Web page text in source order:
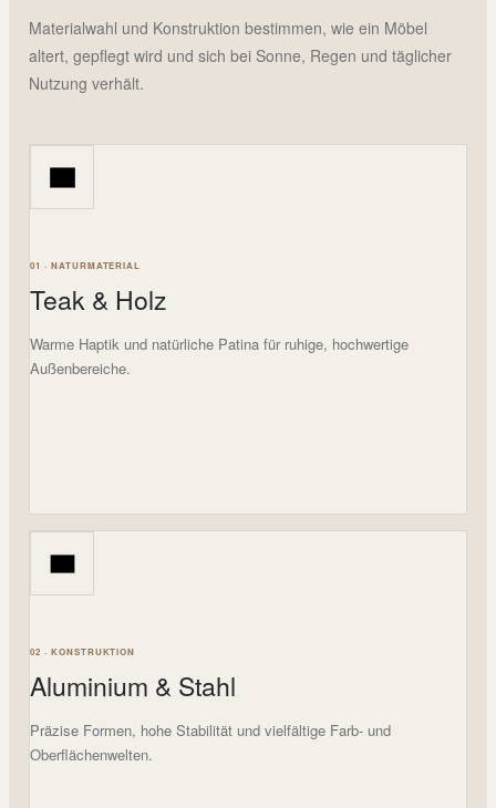
Materialwahl und Konstruktion bestimmen, wie ein Möbel
altert, gepflegt wird und sich bei Sonne, Regen und täglicher
Nutzung verhält.
01 · NATURMATERIAL
Teak & Holz
Warme Haptik und natürliche Patina für ruhige, hochwertige
Außenbereiche.
02 · KONSTRUKTION
Aluminium & Stahl
Präzise Formen, hohe Stabilität und vielfältige Farb- und
Oberflächenwelten.